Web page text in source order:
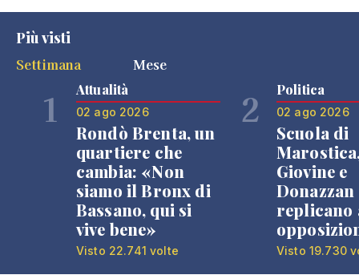
Più visti
Settimana
Mese
1 Attualità
02 ago 2026
Rondò Brenta, un
quartiere che
cambia: «Non
siamo il Bronx di
Bassano, qui si
vive bene»
Visto 22.741 volte
2 Politica
02 ago 2026
Scuola di
Giovine e
Donazzan
replicano
Visto 19.730